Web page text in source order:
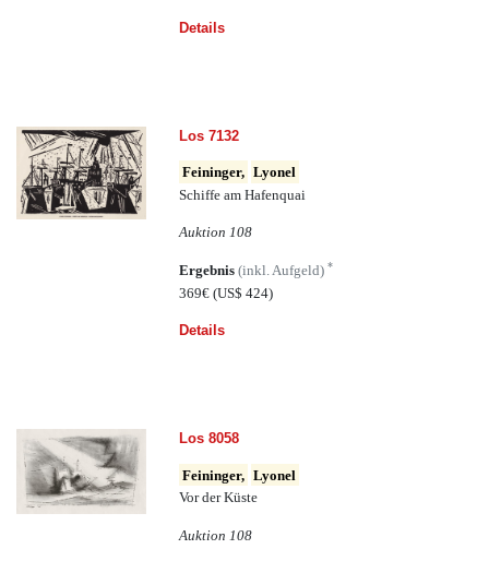
Details
Los 7132
Feininger, Lyonel
Schiffe am Hafenquai
Auktion 108
Ergebnis(inkl. Aufgeld)*
369€(US$ 424)
Details
Los 8058
Feininger, Lyonel
Vor der Küste
Auktion 108